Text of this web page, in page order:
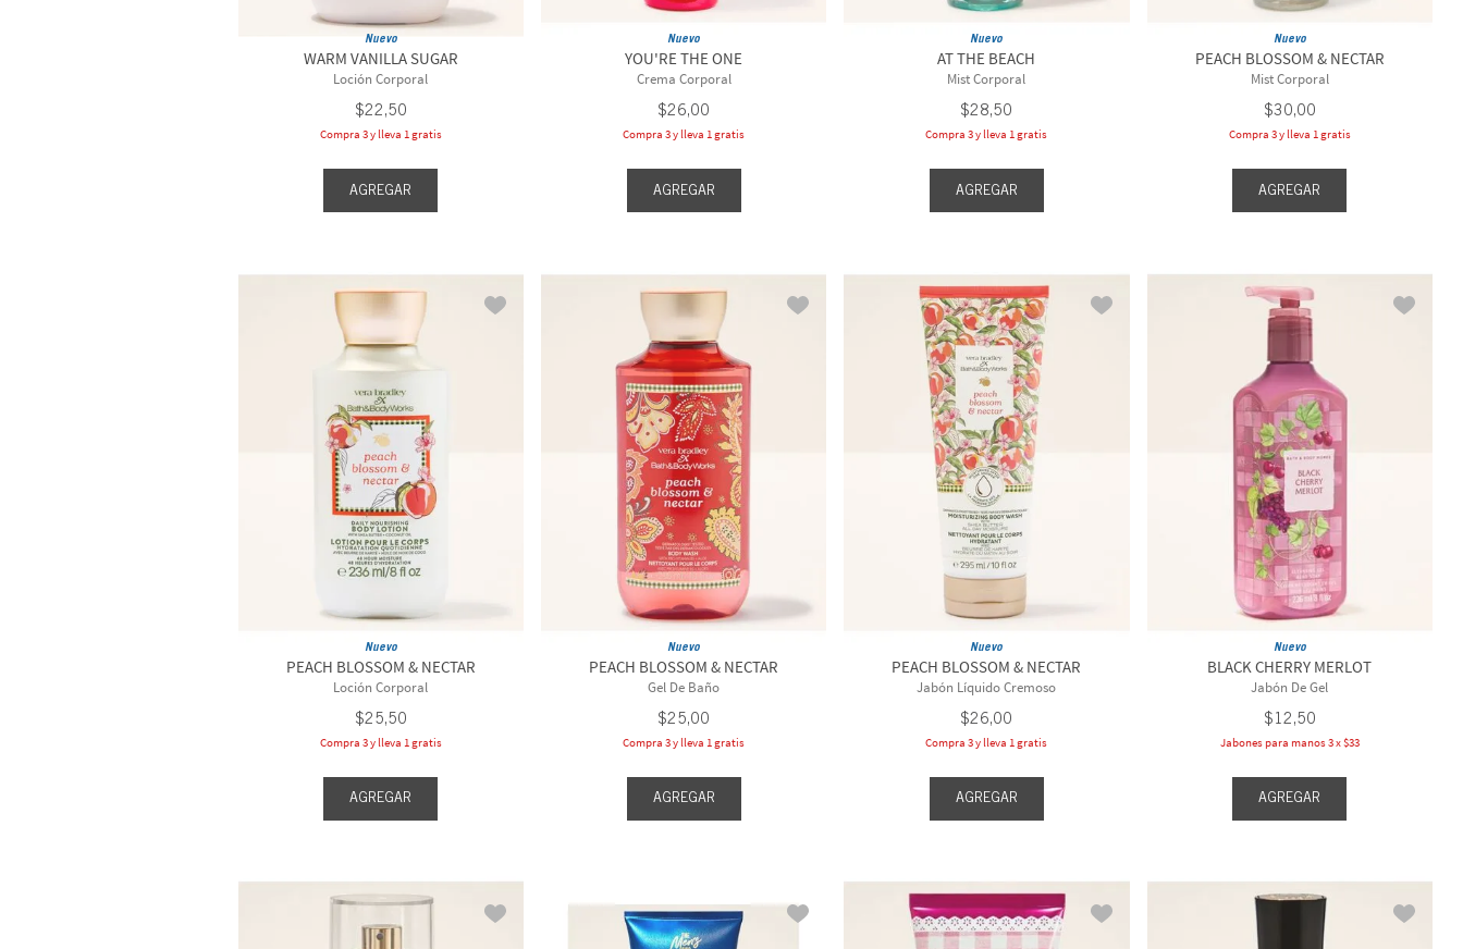
Nuevo
WARM VANILLA SUGAR
Loción Corporal
$22,50
Compra 3 y lleva 1 gratis
AGREGAR
Nuevo
YOU'RE THE ONE
Crema Corporal
$26,00
Compra 3 y lleva 1 gratis
AGREGAR
Nuevo
AT THE BEACH
Mist Corporal
$28,50
Compra 3 y lleva 1 gratis
AGREGAR
Nuevo
PEACH BLOSSOM & NECTAR
Mist Corporal
$30,00
Compra 3 y lleva 1 gratis
AGREGAR
Nuevo
PEACH BLOSSOM & NECTAR
Loción Corporal
$25,50
Compra 3 y lleva 1 gratis
AGREGAR
Nuevo
PEACH BLOSSOM & NECTAR
Gel De Baño
$25,00
Compra 3 y lleva 1 gratis
AGREGAR
Nuevo
PEACH BLOSSOM & NECTAR
Jabón Líquido Cremoso
$26,00
Compra 3 y lleva 1 gratis
AGREGAR
Nuevo
BLACK CHERRY MERLOT
Jabón De Gel
$12,50
Jabones para manos 3 x $33
AGREGAR